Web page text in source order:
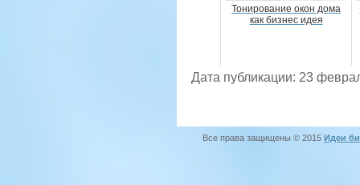
Тонирование окон дома
как бизнес идея
Дата публикации: 23
Все права защищены © 2015 Идеи